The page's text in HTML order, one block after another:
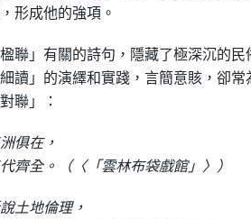
形成他的強項。
聯」有關的詩句，隱藏了極深沉的
讀」的演繹和實踐，言簡意賅，卻
聯」：
俱在，
齊全。（〈「雲林布袋戲館」〉）
土地倫理，